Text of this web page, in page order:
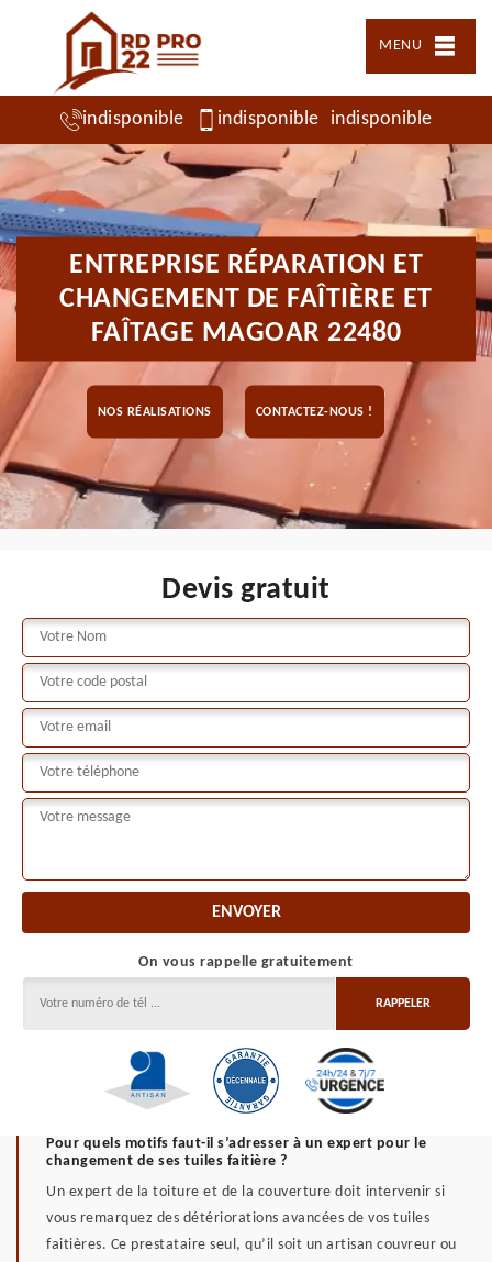
MENU
indisponible indisponible indisponible
ENTREPRISE RÉPARATION ET
CHANGEMENT DE FAÎTIÈRE ET
FAÎTAGE MAGOAR 22480
NOS RÉALISATIONS CONTACTEZ-NOUS !
Devis gratuit
On vous rappelle gratuitement
Pour quels motifs faut-il s’adresser à un expert pour le
changement de ses tuiles faitière ?
Un expert de la toiture et de la couverture doit intervenir si
vous remarquez des détériorations avancées de vos tuiles
faitières. Ce prestataire seul, qu’il soit un artisan couvreur ou